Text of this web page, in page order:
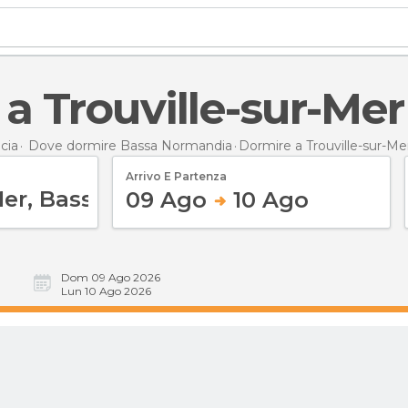
a Trouville-sur-Mer
Dove dormire Bassa Normandia Dormire a Trouville-sur-
Arrivo E Partenza
09 Ago 10 Ago
Dom 09 Ago 2026
Lun 10 Ago 2026